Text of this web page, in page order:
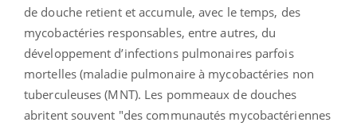
de douche retient et accumule, avec le temps, des
mycobactéries responsables, entre autres, du
développement d’infections pulmonaires parfois
mortelles (maladie pulmonaire à mycobactéries non
tuberculeuses (MNT). Les pommeaux de douches
abritent souvent "des communautés mycobactériennes